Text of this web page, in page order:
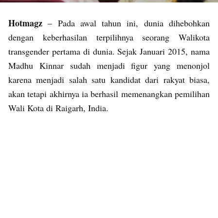
Hotmagz – Pada awal tahun ini, dunia dihebohkan
dengan keberhasilan terpilihnya seorang Walikota
transgender pertama di dunia. Sejak Januari 2015, nama
Madhu Kinnar sudah menjadi figur yang menonjol
karena menjadi salah satu kandidat dari rakyat biasa,
akan tetapi akhirnya ia berhasil memenangkan pemilihan
Wali Kota di Raigarh, India.